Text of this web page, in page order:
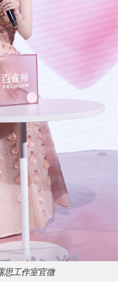
思工作室官微